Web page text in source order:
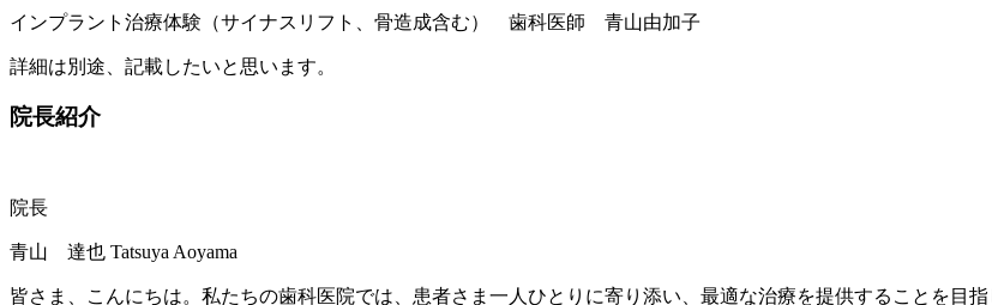
インプラント治療体験（サイナスリフト、骨造成含む） 歯科医師 青山由加子
詳細は別途、記載したいと思います。
院長紹介
院長
青山 達也 Tatsuya Aoyama
皆さま、こんにちは。私たちの歯科医院では、患者さま一人ひとりに寄り添い、最適な治療を提供することを目指